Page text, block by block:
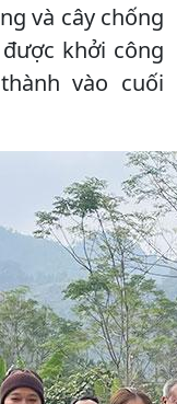
và cây chống
khởi công
vào cuối